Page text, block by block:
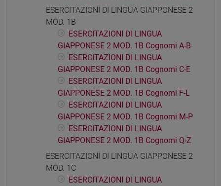
ESERCITAZIONI DI LINGUA GIAPPONESE 2
MOD. 1B
ESERCITAZIONI DI LINGUA
GIAPPONESE 2 MOD. 1B Cognomi A-B
ESERCITAZIONI DI LINGUA
GIAPPONESE 2 MOD. 1B Cognomi C-E
ESERCITAZIONI DI LINGUA
GIAPPONESE 2 MOD. 1B Cognomi F-L
ESERCITAZIONI DI LINGUA
GIAPPONESE 2 MOD. 1B Cognomi M-P
ESERCITAZIONI DI LINGUA
GIAPPONESE 2 MOD. 1B Cognomi Q-Z
ESERCITAZIONI DI LINGUA GIAPPONESE 2
MOD. 1C
ESERCITAZIONI DI LINGUA